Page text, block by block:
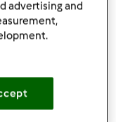
advertising and